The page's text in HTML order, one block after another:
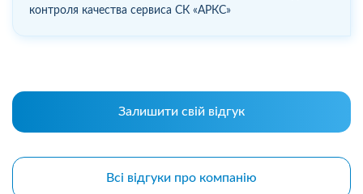
контроля качества сервиса СК «АРКС»
Залишити свій відгук
Всі відгуки про компанію